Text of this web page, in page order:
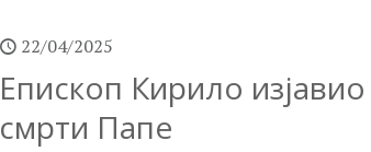
22/04/2025
Епископ Кирило
смрти Папе